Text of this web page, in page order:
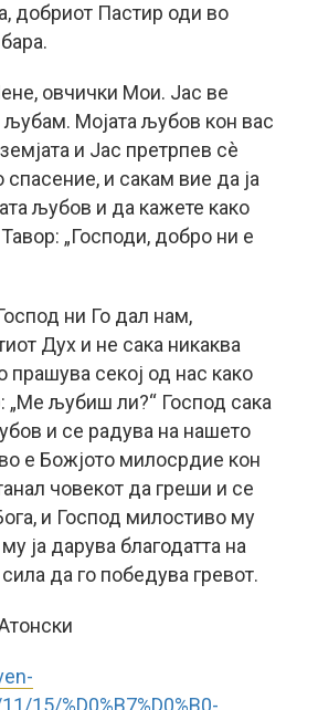
добриот Пастир оди во
овчички Мои. Јас ве
Мојата љубов кон вас
и Јас претрпев сè
и сакам вие да ја
љубов и да кажете како
„Господи, добро ни е
ни Го дал нам,
Дух и не сака никаква
прашува секој од нас како
„Ме љубиш ли?“ Господ сака
и се радува на нашето
е Божјото милосрдие кон
човекот да греши и се
и Господ милостиво му
ја дарува благодатта на
да го победува гревот.
15/%D0%B7%D0%B0-